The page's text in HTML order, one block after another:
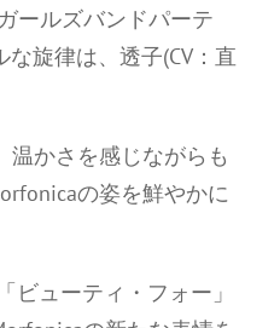
ールズバンドパーテ
旋律は、透子(CV：直
温かさを感じながらも
の姿を鮮やかに
ューティ・フォー」